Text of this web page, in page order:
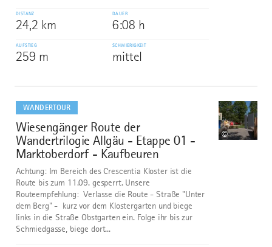
DISTANZ
24,2 km
DAUER
6:08 h
AUFSTIEG
259 m
SCHWIERIGKEIT
mittel
WANDERTOUR
8
Wiesengänger Route der
Wandertrilogie Allgäu - Etappe 01 -
Marktoberdorf - Kaufbeuren
©
Achtung: Im Bereich des Crescentia Kloster ist die
Route bis zum 11.09. gesperrt. Unsere
Routeempfehlung: Verlasse die Route - Straße "Unter
dem Berg" - kurz vor dem Klostergarten und biege
links in die Straße Obstgarten ein. Folge ihr bis zur
Schmiedgasse, biege dort...
dazu